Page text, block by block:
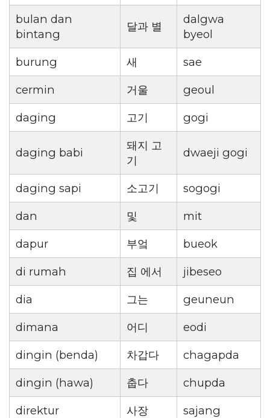
bulan dan
bintang
달과 별
dalgwa
byeol
burung
새
sae
cermin
거울
geoul
daging
고기 gogi
daging babi
돼지 고
기
dwaeji gogi
daging sapi 소고기
sogogi
dan
및
mit
dapur
부엌
bueok
di rumah
집 에서
jibeseo
dia
그는
geuneun
dimana
어디
eodi
dingin (benda)
차갑다
chagapda
dingin (hawa)
춥다
chupda
direktur
사장
sajang